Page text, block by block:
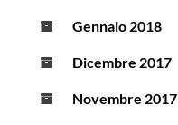
Gennaio 2018
Dicembre 2017
Novembre 2017